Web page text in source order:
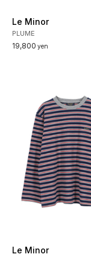
Le Minor
PLUME
19,800 yen
Le Minor